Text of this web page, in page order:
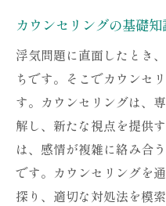
カウンセリング
パートナーとの
ク
浮気の原因を
未来志向のア
夫婦関係の再構
カウンセラーと
カウンセリングの基礎
浮気問題に直面したとき
ちです。そこでカウンセ
す。カウンセリングは、
解し、新たな視点を提供
は、感情が複雑に絡み合
です。カウンセリングを
探り、適切な対処法を模